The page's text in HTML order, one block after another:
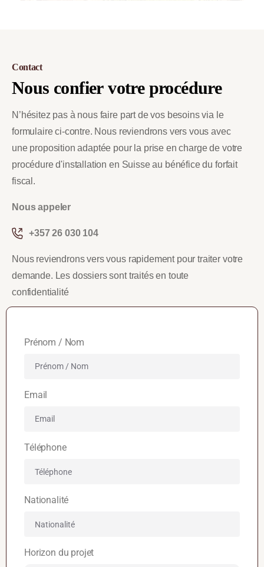
Contact
Nous confier votre procédure
N’hésitez pas à nous faire part de vos besoins via le
formulaire ci-contre. Nous reviendrons vers vous avec
une proposition adaptée pour la prise en charge de votre
procédure d'installation en Suisse au bénéfice du forfait
fiscal.
Nous appeler
+357 26 030 104
Nous reviendrons vers vous rapidement pour traiter votre
demande. Les dossiers sont traités en toute
confidentialité
Prénom / Nom
Email
Téléphone
Nationalité
Horizon du projet